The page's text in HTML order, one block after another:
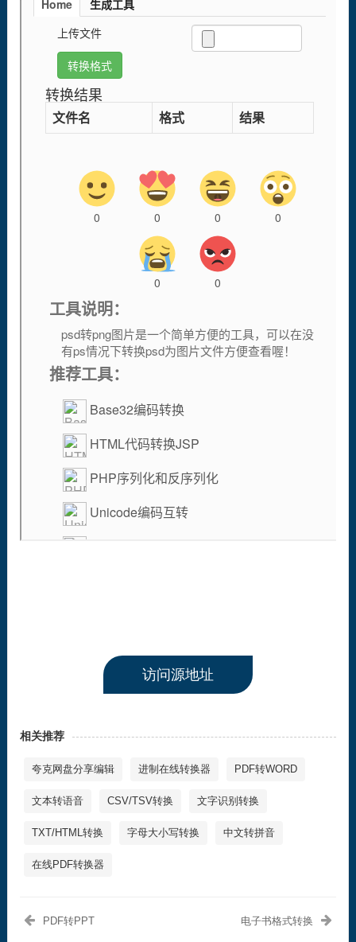
访问源地址
相关推荐
夸克网盘分享编辑 进制在线转换器 PDF转WORD
文本转语音 CSV/TSV转换 文字识别转换
TXT/HTML转换 字母大小写转换 中文转拼音
在线PDF转换器
PDF转PPT 电子书格式转换